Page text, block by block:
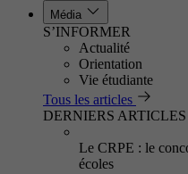
Média
S’INFORMER
Actualité
Orientation
Vie étudiante
Tous les articles
DERNIERS ARTICLES
Le CRPE : le
écoles